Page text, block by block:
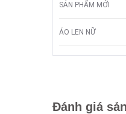
SẢN PHẨM MỚI
ÁO LEN NỮ
Đánh giá